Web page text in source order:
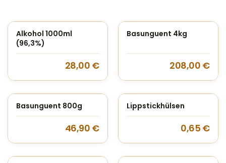
Alkohol 1000ml
(96,3%)
28,00 €
Basunguent 4kg
208,00 €
Basunguent 800g
46,90 €
Lippstickhülsen
0,65 €